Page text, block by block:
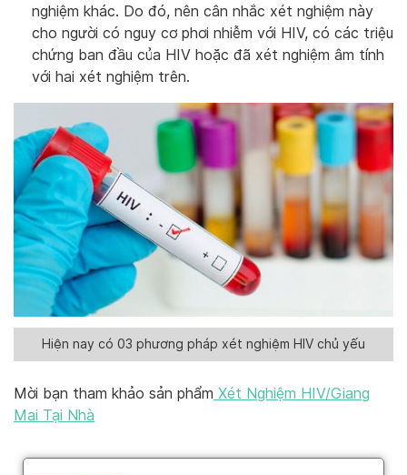
nghiệm khác. Do đó, nên cân nhắc xét nghiệm này
cho người có nguy cơ phơi nhiễm với HIV, có các triệu
chứng ban đầu của HIV hoặc đã xét nghiệm âm tính
với hai xét nghiệm trên.
Hiện nay có 03 phương pháp xét nghiệm HIV chủ yếu
Mời bạn tham khảo sản phẩm Xét Nghiệm HIV/Giang
Mai Tại Nhà